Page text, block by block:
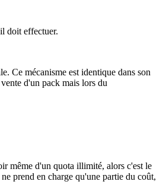
doit effectuer.
Ce mécanisme est identique dans son
d'un pack mais lors du
même d'un quota illimité, alors c'est le
prend en charge qu'une partie du coût,